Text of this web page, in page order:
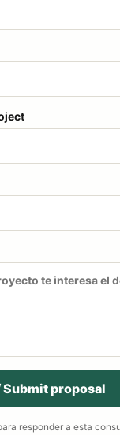
proposal
responder a esta